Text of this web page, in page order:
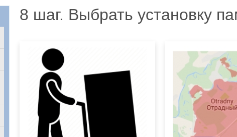
8 шаг. Выбрать установку